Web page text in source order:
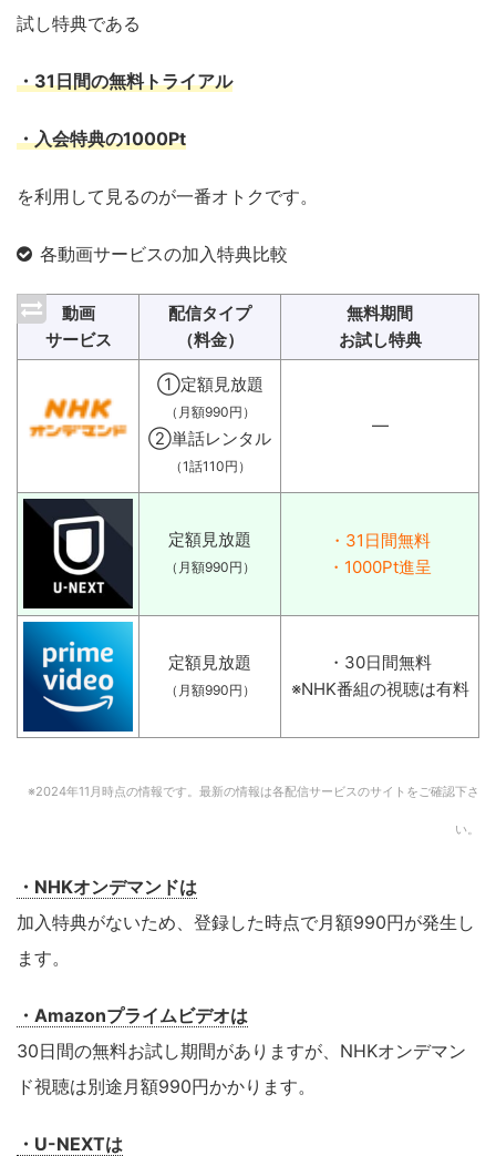
試し特典である
・31日間の無料トライアル
・入会特典の1000Pt
を利用して見るのが一番オトクです。
各動画サービスの加入特典比較
動画
サービス
配信タイプ
（料金）
無料期間
お試し特典
①定額見放題
（月額990円）
②単話レンタル
（1話110円）
―
定額見放題
（月額990円）
・31日間無料
・1000Pt進呈
定額見放題
（月額990円）
・30日間無料
※NHK番組の視聴は有料
※2024年11月時点の情報です。最新の情報は各配信サービスのサイトをご確認下さ
い。
・NHKオンデマンドは
加入特典がないため、登録した時点で月額990円が発生し
ます。
・Amazonプライムビデオは
30日間の無料お試し期間がありますが、NHKオンデマン
ド視聴は別途月額990円かかります。
・U-NEXTは